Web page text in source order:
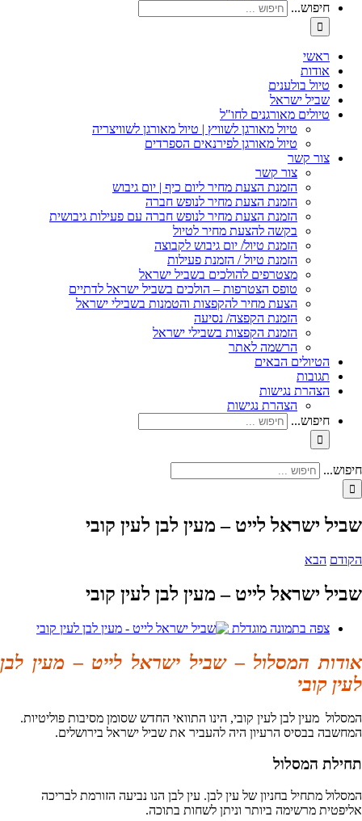
חיפוש...
ראשי
אודות
טיול בולענים
שביל ישראל
טיולים מאורגנים לחו"ל
טיול מאורגן לשוויץ | טיול מאורגן לשוויצריה
טיול מאורגן לפירנאים הספרדים
צור קשר
צור קשר
הזמנת הצעת מחיר ליום כיף | יום גיבוש
הזמנת הצעת מחיר לנופש חברה
הזמנת הצעת מחיר לנופש חברה עם פעילות גיבושית
בקשה להצעת מחיר לטיול
הזמנת טיול/ יום גיבוש לקבוצה
הזמנת טיול / הזמנת פעילות
מצטרפים להולכים בשביל ישראל
טופס הצטרפות – הולכים בשביל ישראל לדתיים
הצעת מחיר להקפצות והטמנות בשבילי ישראל
הזמנת הקפצה/ נסיעה
הזמנת הקפצות בשבילי ישראל
הרשמה לאתר
הטיולים הבאים
תגובות
הצהרת נגישות
הצהרת נגישות
חיפוש...
חיפוש...
שביל ישראל לייט – מעין לבן לעין קובי
הקודם הבא
שביל ישראל לייט – מעין לבן לעין קובי
צפה בתמונה מוגדלת
אודות המסלול – שביל ישראל לייט – מעין לבן
לעין קובי
המסלול מעין לבן לעין קובי, הינו התוואי החדש שסומן מסיבות פוליטיות.
המחשבה בבסיס הרעיון היה להעביר את שביל ישראל בירושלים.
תחילת המסלול
המסלול מתחיל בחניון של עין לבן. עין לבן הנו נביעה הזורמת לבריכה
אליפטית מרשימה ביותר וניתן לשחות בתוכה.